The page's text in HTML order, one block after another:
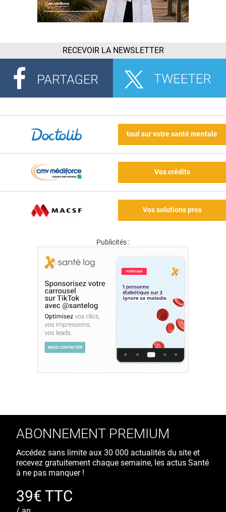
RECEVOIR LA NEWSLETTER
tout sur votre santé mentale
Vos crédits
Vos solutions pros
Publicités :
ABONNEMENT PREMIUM
Accédez sans limite aux 30 000 actualités du site et
recevez gratuitement chaque semaine, les actus Santé
à ne pas manquer !
39€ TTC